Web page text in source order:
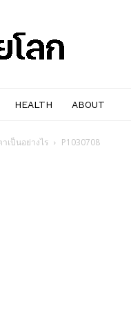
HEALTH ABOUT
เป็นอย่างไร P1030708